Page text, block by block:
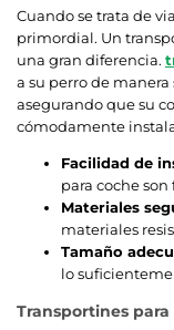
Cuando se trata de
primordial. Un
una gran diferencia.
a su perro de
asegurando que su
cómodamente
Facilidad de
para coche
Materiales
materiales
Tamaño
lo
Transportines